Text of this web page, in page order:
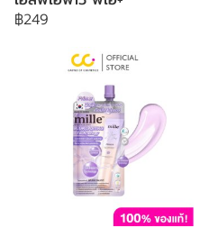
฿249